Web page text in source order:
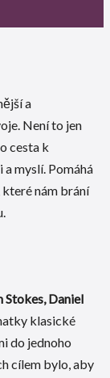
a
Není to jen
cesta k
myslí. Pomáhá
nám brání
Stokes, Daniel
klasické
do jednoho
cílem bylo, aby